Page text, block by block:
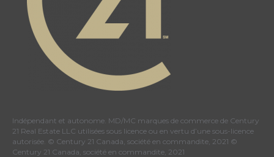
Indépendant et autonome. MD/MC marques de commerce de Century
21 Real Estate LLC utilisées sous licence ou en vertu d’une sous-licence
autorisée. © Century 21 Canada, société en commandite, 2021 ©
Century 21 Canada, société en commandite, 2021